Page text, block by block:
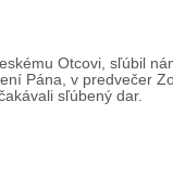
Otcovi, sľúbil
Pána, v predvečer
sľúbený dar.